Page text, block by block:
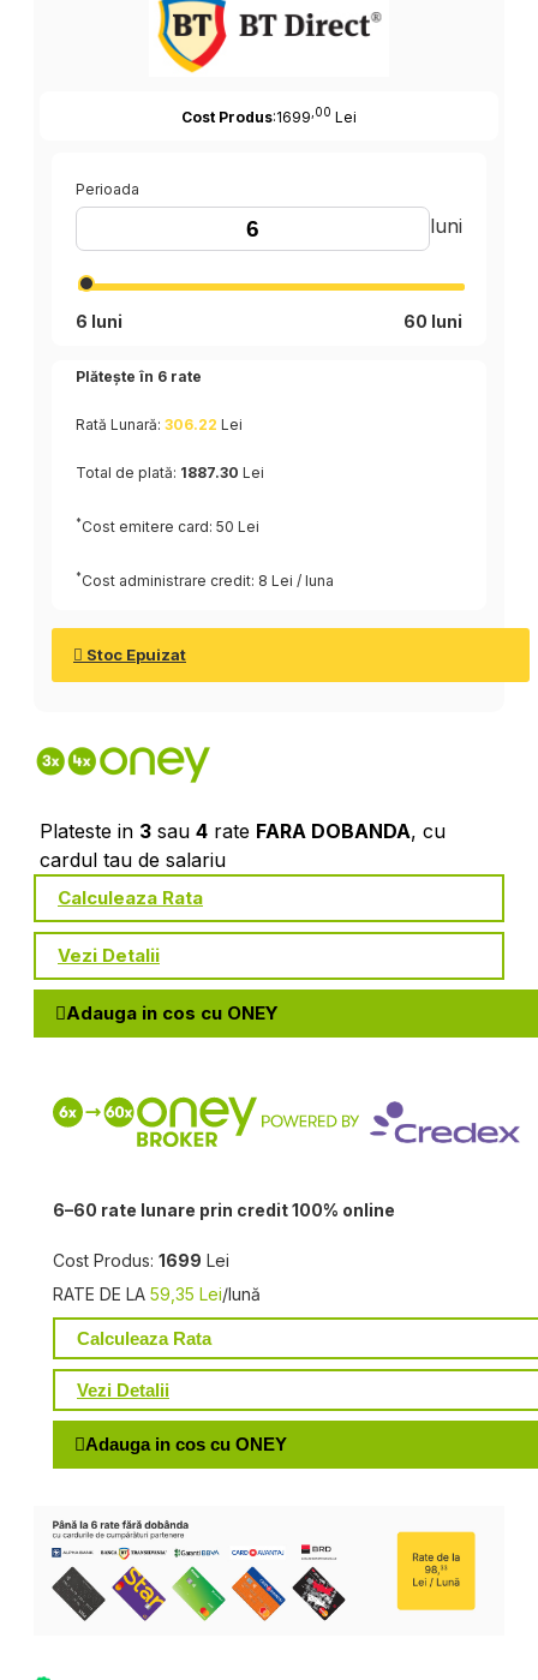
Cost Produs:1699 ,00 Lei
Perioada
luni
6 luni 60 luni
Plătește în 6 rate
Rată Lunară: 306.22 Lei
Total de plată: 1887.30 Lei
* Cost emitere card: 50 Lei
* Cost administrare credit: 8 Lei / luna
Stoc Epuizat
Plateste in 3 sau 4 rate FARA DOBANDA, cu
cardul tau de salariu
Calculeaza Rata
Vezi Detalii
Adauga in cos cu ONEY
6–60 rate lunare prin credit 100% online
Cost Produs: 1699 Lei
RATE DE LA 59,35 Lei/lună
Calculeaza Rata
Vezi Detalii
Adauga in cos cu ONEY